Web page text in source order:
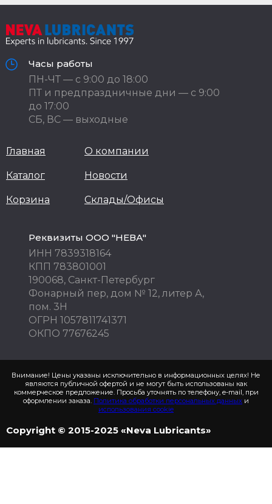
Часы работы
ПН-ЧТ — с 9:00 до 18:00
ПТ и предпраздничные дни — с 9:00
до 17:00
СБ, ВС — выходные
Главная
Каталог
Корзина
О компании
Новости
Склады/Офисы
Реквизиты ООО "НЕВА"
ИНН 7839318164
КПП 783801001
190068, Санкт-Петербург
Фонарный пер, дом № 12, литер А,
пом. 3Н
ОГРН 1057811741371
ОКПО 77676245
Внимание! Цены указаны исключительно в информационных целях! Не
являются публичной офертой и не могут быть использованы как
коммерческое предложение. Просьба уточнять по телефону, e-mail, при
оформлении заказа. Политика обработки персональных данных и
использования cookie
Copyright © 2015-2025 «Neva Lubricants»